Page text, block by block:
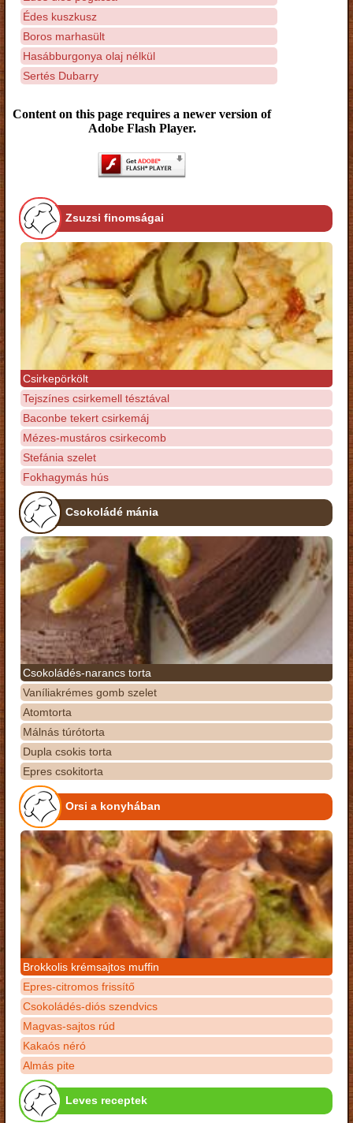
Édes kuszkusz
Boros marhasült
Hasábburgonya olaj nélkül
Sertés Dubarry
Content on this page requires a newer version of
Adobe Flash Player.
Zsuzsi finomságai
Csirkepörkölt
Tejszínes csirkemell tésztával
Baconbe tekert csirkemáj
Mézes-mustáros csirkecomb
Stefánia szelet
Fokhagymás hús
Csokoládé mánia
Csokoládés-narancs torta
Vaníliakrémes gomb szelet
Atomtorta
Málnás túrótorta
Dupla csokis torta
Epres csokitorta
Orsi a konyhában
Brokkolis krémsajtos muffin
Epres-citromos frissítő
Csokoládés-diós szendvics
Magvas-sajtos rúd
Kakaós néró
Almás pite
Leves receptek